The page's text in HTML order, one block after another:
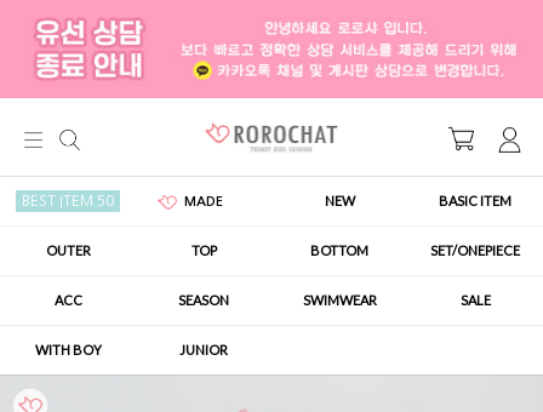
BEST ITEM 50 MADE NEW BASIC ITEM
OUTER TOP BOTTOM SET/ONEPIECE
ACC SEASON SWIMWEAR SALE
WITH BOY JUNIOR